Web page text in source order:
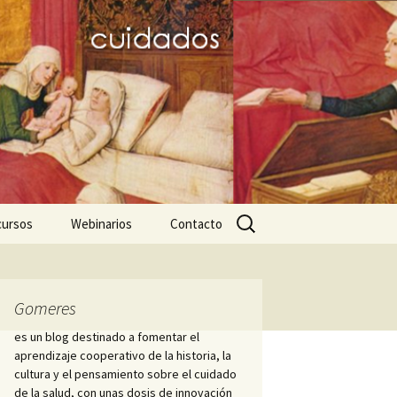
Cátedra Index ICS
para el trabajo
y
científicas
Webinarios
Diálogo hispano-
brasileño sobre Historia
de la Enfermería
Contacto
Buscar:
Gomeres
es un blog destinado a fomentar el
aprendizaje cooperativo de la historia, la
cultura y el pensamiento sobre el cuidado
de la salud, con unas dosis de innovación